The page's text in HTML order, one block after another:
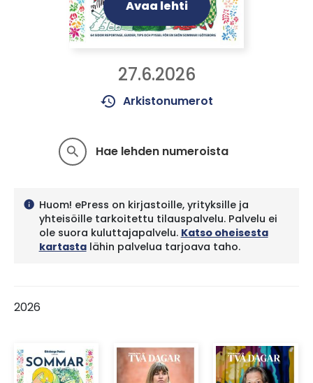
Avaa lehti
27.6.2026
history Arkistonumerot
search Hae lehden numeroista
info Huom! ePress on kirjastoille, yrityksille ja
yhteisöille tarkoitettu tilauspalvelu. Palvelu ei
ole suora kuluttajapalvelu. Katso oheisesta
kartastalähin palvelua tarjoava taho.
2026